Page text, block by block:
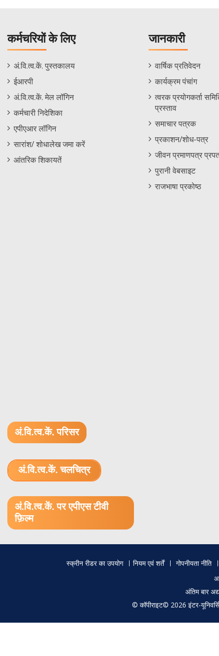
कर्मचरियों के लिए
Staff
Footer
Menu
अं.वि.त्व.कें. पुस्तकालय
ईआरपी
अं.वि.त्व.कें. मेल लॉगिन
कर्मचारी निदेशिका
एपीएआर लॉगिन
सारांश/ शोधालेख जमा करें
आंतरिक शिकायतें
जानकारी
Informations
Menu
वार्षिक प्रतिवेदन
कार्यक्रम पंचांग
त्वरक प्रयोगकर्ता
प्रस्ताव
समाचार पत्रक
प्रकाशन/शोध-पत्र
जीवन प्रमाणपत्र
पुरानी वेबसाइट
राजभाषा प्रकोष्ठ
अं.वि.त्व.कें. परिसर
अं.वि.त्व.कें. चलचित्र
अं.वि.त्व.कें. पर एपीएस टीवी
फ़िल्म
स्क्रीन रीडर का उपयोग नियम एवं शर्तें
गोपनीयता नीति
अंतिम बार
© कॉपीराइट© 2026 इंटर-